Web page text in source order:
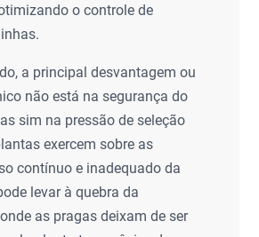
o controle de
a principal desvantagem ou
não está na segurança do
sim na pressão de seleção
exercem sobre as
contínuo e inadequado da
levar à quebra da
as pragas deixam de ser